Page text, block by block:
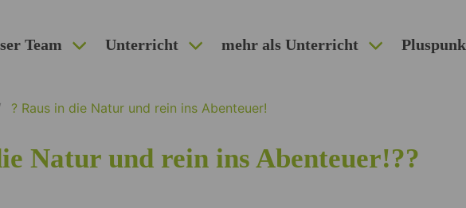
Team Unterricht mehr als Unterricht
? Raus in die Natur und rein ins Abenteuer!
Natur und rein ins Abenteuer!??